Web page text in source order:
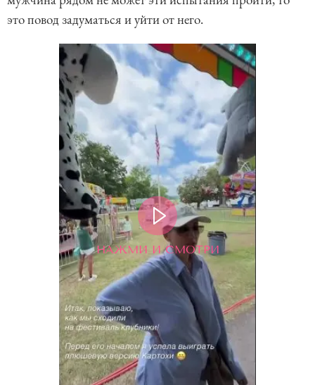
это повод задуматься и уйти от него.
НАЖМИ И СМОТРИ